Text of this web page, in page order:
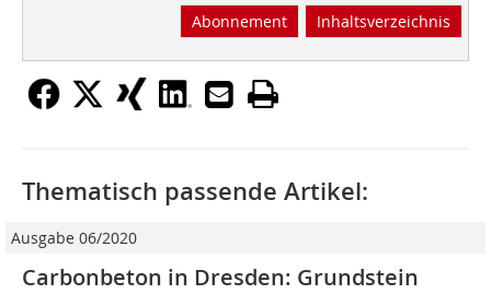
Abonnement Inhaltsverzeichnis
Thematisch passende Artikel:
Ausgabe 06/2020
Carbonbeton in Dresden: Grundstein